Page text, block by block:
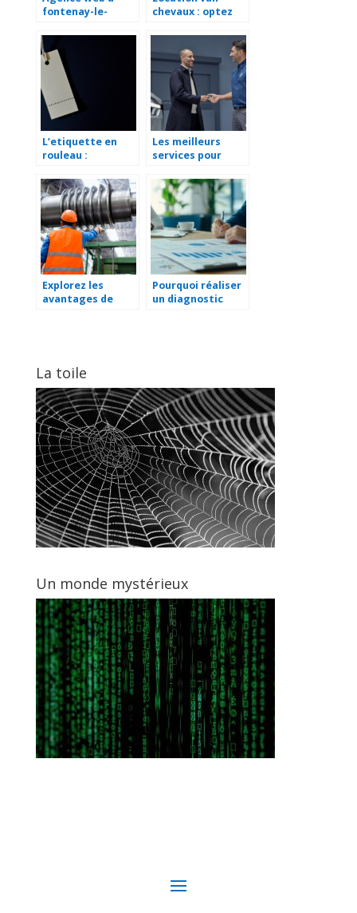
fontenay-le-
partenaire
numerique local
chevaux : optez
solution
avantageuse
L’etiquette en
rouleau :
et fonctions
Les meilleurs
services pour
quotidien
Explorez les
avantages de
plastiques pour
vos projets
industriels
Pourquoi réaliser
un diagnostic
La toile
Un monde mystérieux